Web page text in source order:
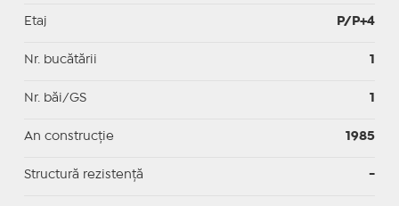
Etaj P/P+4
Nr. bucătării 1
Nr. băi/GS 1
An construcție 1985
Structură rezistență -